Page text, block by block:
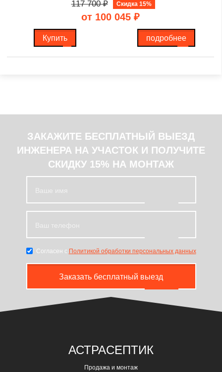
117 700₽ Скидка 15%
от 100 045 ₽
Купить подробнее
ЗАКАЖИТЕ БЕСПЛАТНЫЙ ВЫЕЗД
ИНЖЕНЕРА НА УЧАСТОК И ПОЛУЧИТЕ
СКИДКУ 15% НА МОНТАЖ
Согласен с Политикой обработки персональных данных
Заказать бесплатный выезд
АСТРАСЕПТИК
Продажа и монтаж